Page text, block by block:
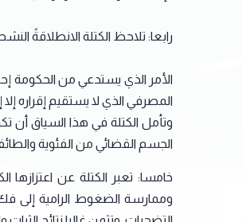
رابعا: تلاحظ الكتلة الانطلاقةً
الأمر الذي يستدعي من الحكومة
المصرفي الذي لا يستقيم إقراره
وتأمل الكتلة في هذا السياق
الجسم القضائي من الفئوية
خامسا: تعبر الكتلة عن
وممارسة الضغوط الرامية إلى